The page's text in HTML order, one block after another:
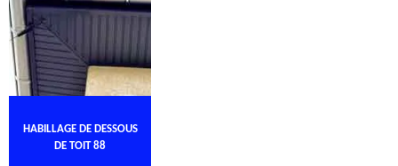
HABILLAGE DE DESSOUS
DE TOIT 88